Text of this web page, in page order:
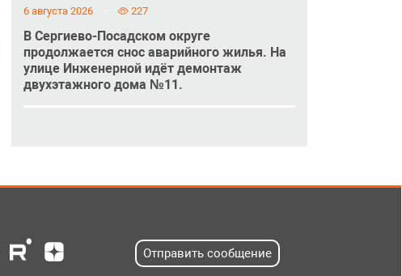
6 августа 2026 227
В Сергиево-Посадском округе
продолжается снос аварийного жилья. На
улице Инженерной идёт демонтаж
двухэтажного дома №11.
Отправить сообщение